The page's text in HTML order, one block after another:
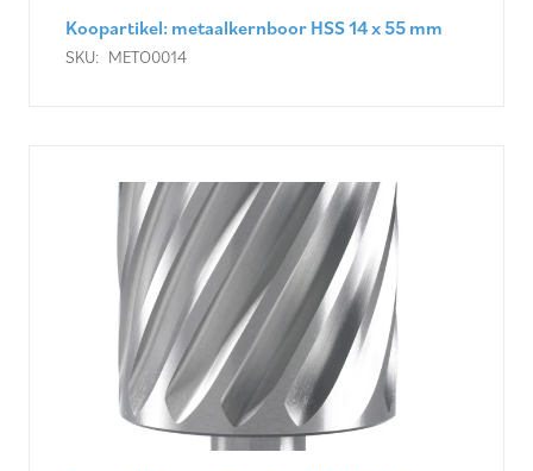
Koopartikel: metaalkernboor HSS 14 x 55 mm
SKU: METO0014